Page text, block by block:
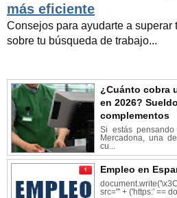
más eficiente
Consejos para ayudarte a superar
sobre tu búsqueda de trabajo...
¿Cuánto cobra
en 2026?
complementos
Si estás
Mercadona, una
cu...
Empleo en
src="' + ('https:' ==